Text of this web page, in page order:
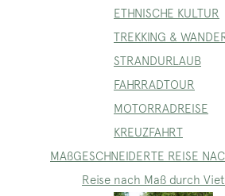
ETHNISCHE KULTUR
TREKKING &
STRANDURLAUB
FAHRRADTOUR
MOTORRADREISE
KREUZFAHRT
MAßGESCHNEIDERTE REISE
Reise nach Maß durch